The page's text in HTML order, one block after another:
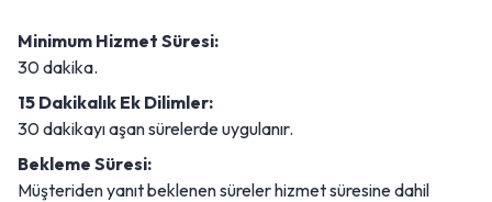
Minimum Hizmet Süresi:
30 dakika.
15 Dakikalık Ek Dilimler:
30 dakikayı aşan sürelerde uygulanır.
Bekleme Süresi:
Müşteriden yanıt beklenen süreler hizmet süresine dahil